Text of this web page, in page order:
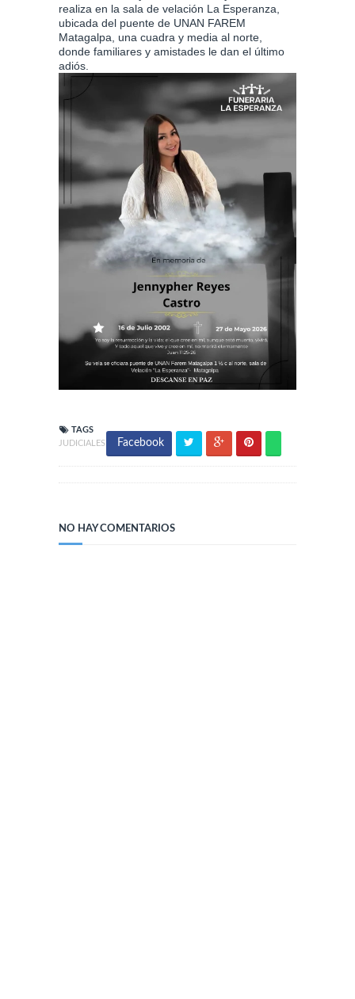
realiza en la sala de velación La Esperanza,
ubicada del puente de UNAN FAREM
Matagalpa, una cuadra y media al norte,
donde familiares y amistades le dan el último
adiós.
TAGS
JUDICIALES
Facebook
NO HAY COMENTARIOS